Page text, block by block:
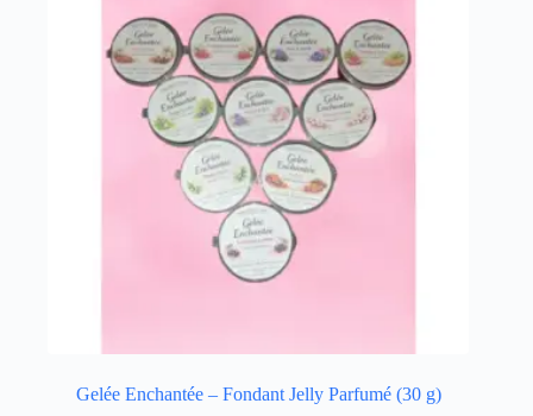
Gelée Enchantée – Fondant Jelly Parfumé (30 g)